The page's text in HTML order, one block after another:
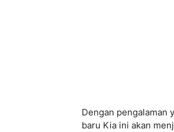
Dengan pengalaman
baru Kia ini akan